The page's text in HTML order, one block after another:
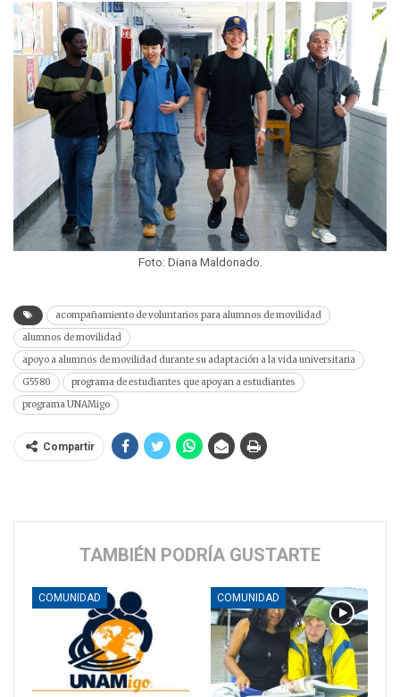
Foto: Diana Maldonado.
acompañamiento de voluntarios para alumnos de movilidad
alumnos de movilidad
apoyo a alumnos de movilidad durante su adaptación a la vida universitaria
G5580
programa de estudiantes que apoyan a estudiantes
programa UNAMigo
Compartir
TAMBIÉN PODRÍA GUSTARTE
COMUNIDAD COMUNIDAD